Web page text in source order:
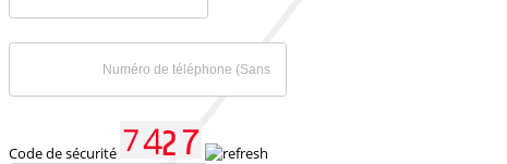
Code de sécurité